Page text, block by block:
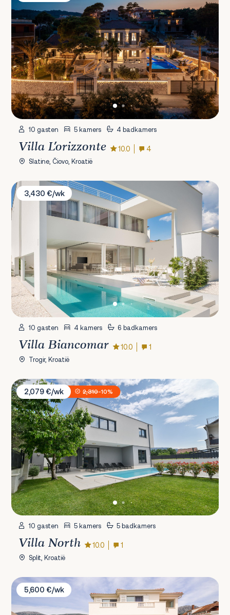
10 gasten 5 kamers 4 badkamers
Villa L'orizzonte 10.0 4
Slatine, Čiovo, Kroatië
Villa Biancomar
3,430 €/wk
10 gasten 4 kamers 6 badkamers
Villa Biancomar 10.0 1
Trogir, Kroatië
Villa North
2,079 €/wk
2,310-10%
10 gasten 5 kamers 5 badkamers
Villa North 10.0 1
Split, Kroatië
Villa Bachin
5,600 €/wk